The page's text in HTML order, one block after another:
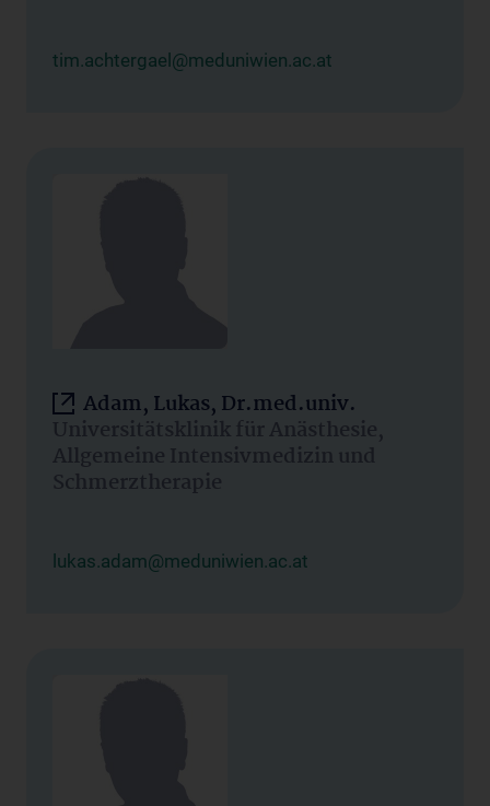
tim.achtergael@meduniwien.ac.at
Adam, Lukas, Dr.med.univ.
Universitätsklinik für Anästhesie,
Allgemeine Intensivmedizin und
Schmerztherapie
lukas.adam@meduniwien.ac.at